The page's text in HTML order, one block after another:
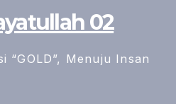
02
“GOLD”, Menuju Insan